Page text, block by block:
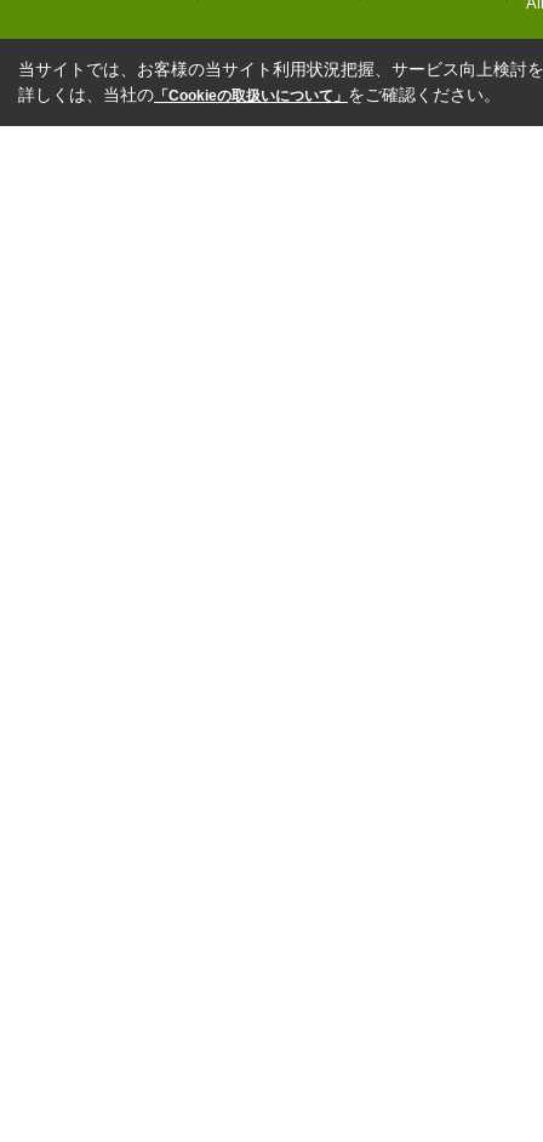
当サイトでは、お客様の当サイト利用状況把握、サービス向上検討
詳しくは、当社の 「Cookieの取扱いについて」 をご確認ください。